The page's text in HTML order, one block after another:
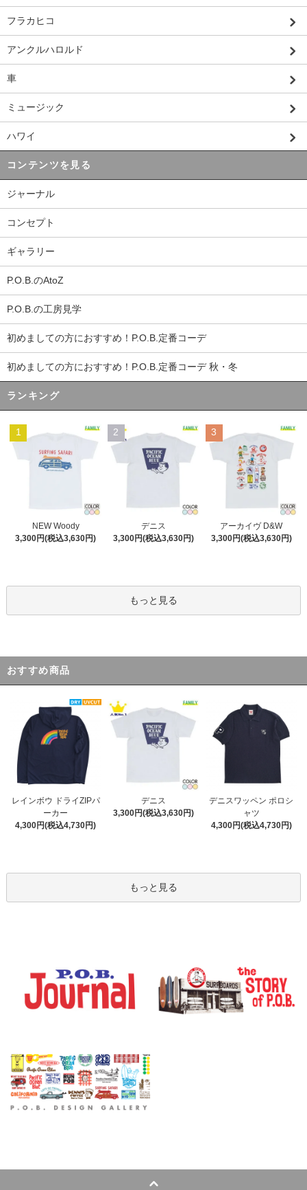
フラカヒコ
アンクルハロルド
車
ミュージック
ハワイ
コンテンツを見る
ジャーナル
コンセプト
ギャラリー
P.O.B.のAtoZ
P.O.B.の工房見学
初めましての方におすすめ！P.O.B.定番コーデ
初めましての方におすすめ！P.O.B.定番コーデ 秋・冬
ランキング
1
NEW Woody
3,300円(税込3,630円)
2
デニス
3,300円(税込3,630円)
3
アーカイヴ D&W
3,300円(税込3,630円)
もっと見る
おすすめ商品
レインボウ ドライZIPパ
ーカー
4,300円(税込4,730円)
デニス
3,300円(税込3,630円)
デニスワッペン ポロシ
ャツ
4,300円(税込4,730円)
もっと見る